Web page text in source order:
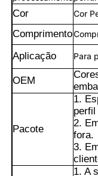
Cor Cor
Comprimento
Aplicação Para
OEM
Pacote
1.
perfil
2.
fora.
3.
1. A